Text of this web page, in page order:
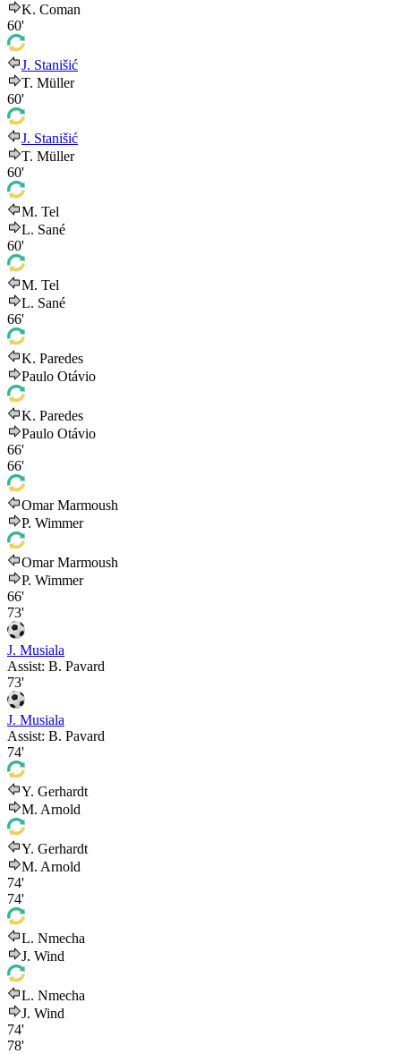
K. Coman
60'
J. Stanišić
T. Müller
60'
J. Stanišić
T. Müller
60'
M. Tel
L. Sané
60'
M. Tel
L. Sané
66'
K. Paredes
Paulo Otávio
K. Paredes
Paulo Otávio
66'
66'
Omar Marmoush
P. Wimmer
Omar Marmoush
P. Wimmer
66'
73'
J. Musiala
Assist: B. Pavard
73'
J. Musiala
Assist: B. Pavard
74'
Y. Gerhardt
M. Arnold
Y. Gerhardt
M. Arnold
74'
74'
L. Nmecha
J. Wind
L. Nmecha
J. Wind
74'
78'